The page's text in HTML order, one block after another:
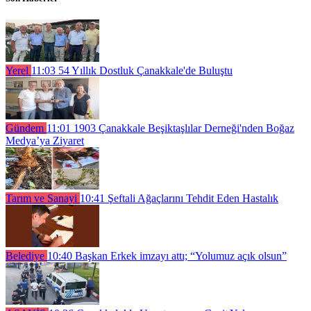
Yerel 11:03 54 Yıllık Dostluk Çanakkale'de Buluştu
Gündem 11:01 1903 Çanakkale Beşiktaşlılar Derneği'nden Boğaz
Medya’ya Ziyaret
Tarım ve Sanayi 10:41 Şeftali Ağaçlarını Tehdit Eden Hastalık
Belediye 10:40 Başkan Erkek imzayı attı; “Yolumuz açık olsun”